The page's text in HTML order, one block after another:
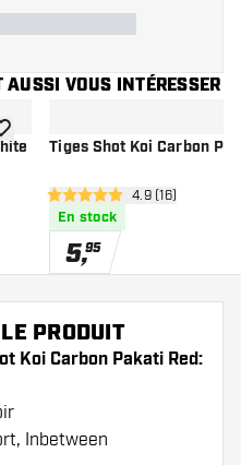
VOUS INTÉRESSER
à la liste de souhaits
Tiges Shot Koi Carbon
ouvrir le
4.9 étoiles de notation
4.9 (16)
En stock
5,95
PRODUIT
Koi Carbon Pakati Red:
Inbetween